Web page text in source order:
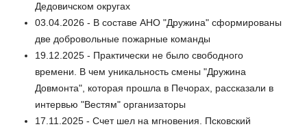
Дедовичском округах
03.04.2026 - В составе АНО "Дружина" сформированы
две добровольные пожарные команды
19.12.2025 - Практически не было свободного
времени. В чем уникальность смены "Дружина
Довмонта", которая прошла в Печорах, рассказали в
интервью "Вестям" организаторы
17.11.2025 - Счет шел на мгновения. Псковский